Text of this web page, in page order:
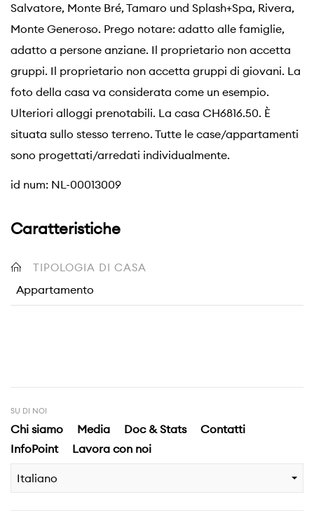
Salvatore, Monte Bré, Tamaro und Splash+Spa, Rivera,
Monte Generoso. Prego notare: adatto alle famiglie,
adatto a persone anziane. Il proprietario non accetta
gruppi. Il proprietario non accetta gruppi di giovani. La
foto della casa va considerata come un esempio.
Ulteriori alloggi prenotabili. La casa CH6816.50. È
situata sullo stesso terreno. Tutte le case/appartamenti
sono progettati/arredati individualmente.
id num: NL-00013009
Caratteristiche
TIPOLOGIA DI CASA
Appartamento
SU DI NOI
Chi siamo Media Doc & Stats
Contatti
InfoPoint
Lavora con noi
Italiano